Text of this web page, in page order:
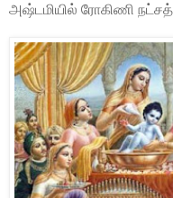
அஷ்டமியில் ரோகிணி